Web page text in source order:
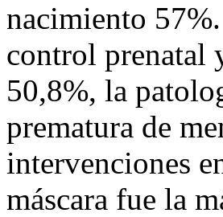
nacimiento
control prenatal
50,8%, la
prematura de
intervenciones
máscara fue la